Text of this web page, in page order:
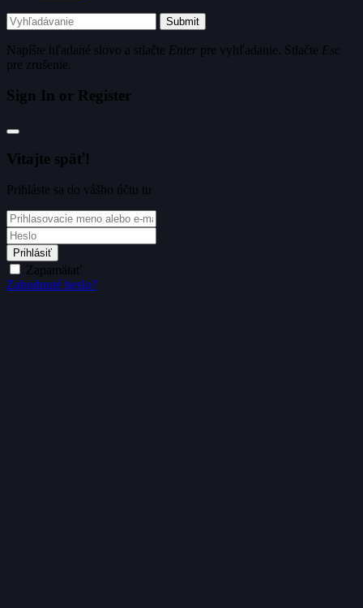
Submit
Napíšte hľadané slovo a stlačte Enter pre vyhľadanie. Stlačte Esc
pre zrušenie.
Sign In or Register
Vitajte späť!
Prihláste sa do vášho účtu tu
Prihlásiť
Zapamätať
Zabudnuté heslo?